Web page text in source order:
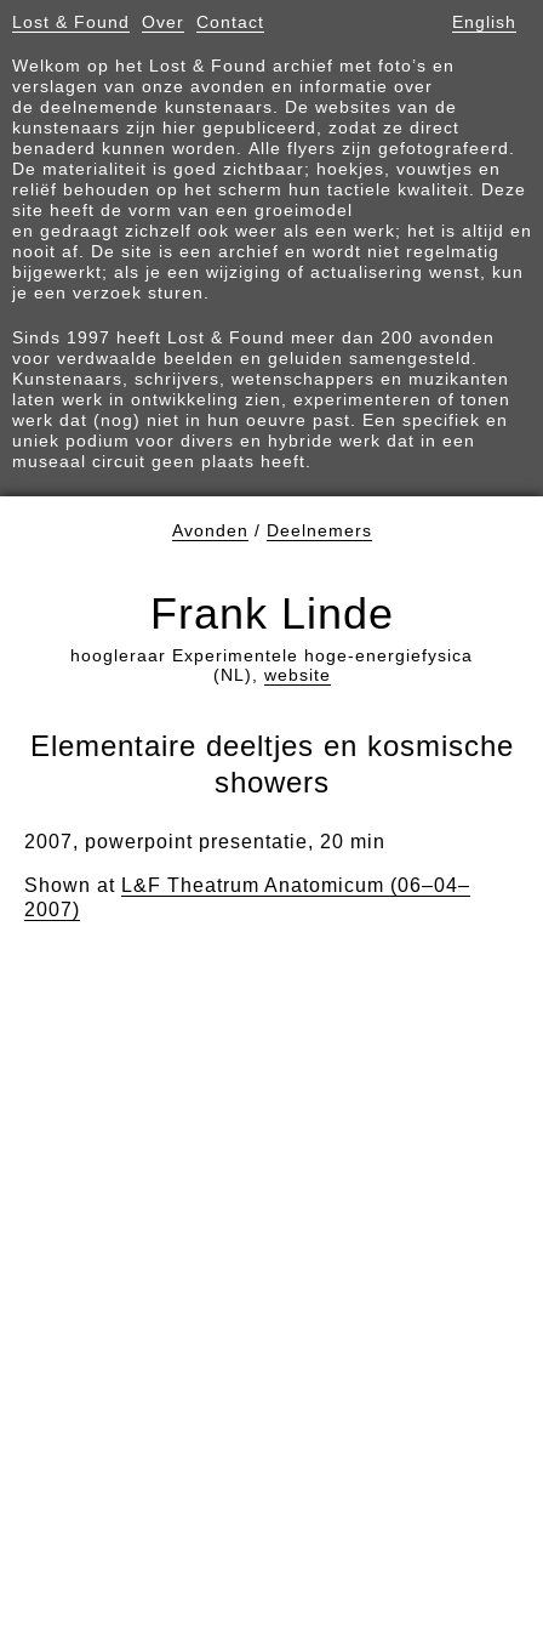
Lost & Found Over Contact English
Welkom op het Lost & Found archief met foto’s en
verslagen van onze avonden en informatie over
de deelnemende kunstenaars. De websites van de
kunstenaars zijn hier gepubliceerd, zodat ze direct
benaderd kunnen worden. Alle flyers zijn gefotografeerd.
De materialiteit is goed zichtbaar; hoekjes, vouwtjes en
reliëf behouden op het scherm hun tactiele kwaliteit. Deze
site heeft de vorm van een groeimodel
en gedraagt zichzelf ook weer als een werk; het is altijd en
nooit af. De site is een archief en wordt niet regelmatig
bijgewerkt; als je een wijziging of actualisering wenst, kun
je een verzoek sturen.
Sinds 1997 heeft Lost & Found meer dan 200 avonden
voor verdwaalde beelden en geluiden samengesteld.
Kunstenaars, schrijvers, wetenschappers en muzikanten
laten werk in ontwikkeling zien, experimenteren of tonen
werk dat (nog) niet in hun oeuvre past. Een specifiek en
uniek podium voor divers en hybride werk dat in een
museaal circuit geen plaats heeft.
Avonden / Deelnemers
Frank Linde
hoogleraar Experimentele hoge-energiefysica
(NL), website
Elementaire deeltjes en kosmische
showers
2007, powerpoint presentatie, 20 min
Shown at L&F Theatrum Anatomicum (06–04–
2007)